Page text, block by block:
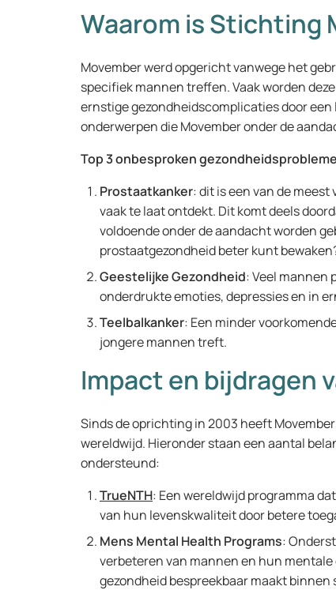
Waarom is Stichting
Movember werd opgericht vanwege het
specifiek mannen treffen. Vaak worden
ernstige gezondheidscomplicaties door
onderwerpen die Movember onder de
Top 3 onbesproken
Prostaatkanker: dit is een van de
vaak te laat ontdekt. Dit komt deels
voldoende onder de aandacht worden
prostaatgezondheid beter kunt
Geestelijke Gezondheid: Veel mannen
onderdrukte emoties, depressies en in
Teelbalkanker: Een minder
jongere mannen treft.
Impact en bijdragen
Sinds de oprichting in 2003 heeft
wereldwijd. Hieronder staan een aantal
ondersteund:
TrueNTH: Een wereldwijd programma
van hun levenskwaliteit door betere
Mens Mental Health Programs:
verbeteren van mannen en hun mentale
gezondheid bespreekbaar maakt